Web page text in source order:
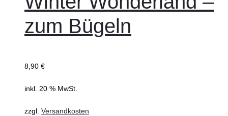
zum Bügeln
8,90 €
inkl. 20 % MwSt.
zzgl. Versandkosten